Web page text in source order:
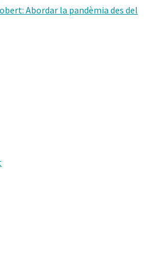
Abordar la pandèmia des del